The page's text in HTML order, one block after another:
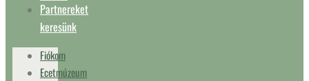
Partnereket
keresünk
Fiókom
Ecetmúzeum